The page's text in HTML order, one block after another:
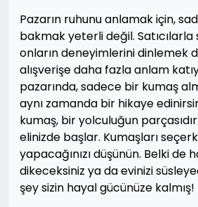
Pazarın ruhunu anlamak için,
bakmak yeterli değil.
onların deneyimlerini dinlemek
alışverişe daha fazla anlam
pazarında, sadece bir kumaş
aynı zamanda bir hikaye
kumaş, bir yolculuğun
elinizde başlar. Kumaşları
yapacağınızı düşünün. Belki de
dikeceksiniz ya da evinizi
şey sizin hayal gücünüze kalmış!